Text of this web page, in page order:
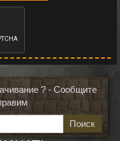
? - Сообщите
Поиск